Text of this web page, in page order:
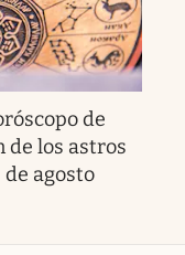
de
de los astros
agosto